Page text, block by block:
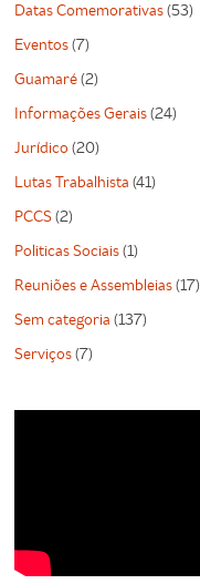
Datas Comemorativas(53)
Eventos(7)
Guamaré(2)
Informações Gerais(24)
Jurídico (20)
Lutas Trabalhista (41)
PCCS(2)
Politicas Sociais(1)
Reuniões e Assembleias(17)
Sem categoria (137)
Serviços(7)